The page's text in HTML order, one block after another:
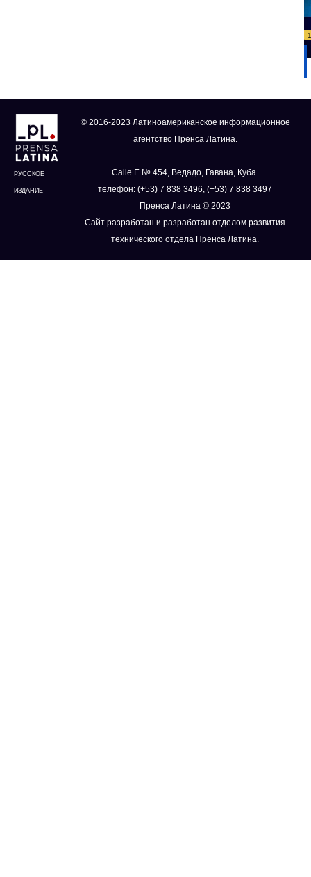
РУССКОЕ
ИЗДАНИЕ
© 2016-2023 Латиноамериканское информационное
агентство Пренса Латина.
Calle E № 454, Ведадо, Гавана, Куба.
телефон: (+53) 7 838 3496, (+53) 7 838 3497
Пренса Латина © 2023
Сайт разработан и разработан отделом развития
технического отдела Пренса Латина.